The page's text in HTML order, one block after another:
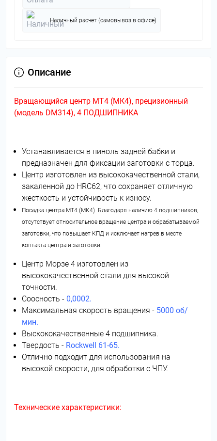
Наличный расчет (самовывоз в офисе)
Описание
Вращающийся центр МТ4 (МК4), прецизионный
(модель DM314), 4 ПОДШИПНИКА
Устанавливается в пиноль задней бабки и
предназначен для фиксации заготовки с торца.
Центр изготовлен из высококачественной стали,
закаленной до HRC62, что сохраняет отличную
жесткость и устойчивость к износу.
Посадка центра МТ4 (МК4). Благодаря наличию 4 подшипников,
отсутствует относительное вращение центра и обрабатываемой
заготовки, что повышает КПД и исключает нагрев в месте
контакта центра и заготовки.
Центр Морзе 4 изготовлен из
высококачественной стали для высокой
точности.
Соосность - 0,0002.
Максимальная скорость вращения - 5000 об/
мин.
Выскококачественные 4 подшипника.
Твердость - Rockwell 61-65.
Отлично подходит для использования на
высокой скорости, для обработки с ЧПУ.
Технические характеристики: